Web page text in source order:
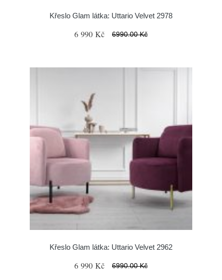
Křeslo Glam látka: Uttario Velvet 2978
6 990 Kč 6990.00 Kč
Křeslo Glam látka: Uttario Velvet 2962
6 990 Kč 6990.00 Kč